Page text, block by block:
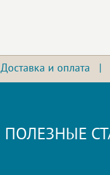
Доставка и оплата
ПОЛЕЗНЫЕ